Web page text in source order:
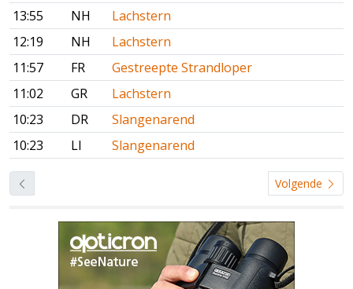
13:55
NH
Lachstern
12:19
NH
Lachstern
11:57
FR
Gestreepte Strandloper
11:02
GR
Lachstern
10:23
DR
Slangenarend
10:23
LI Slangenarend
Volgende